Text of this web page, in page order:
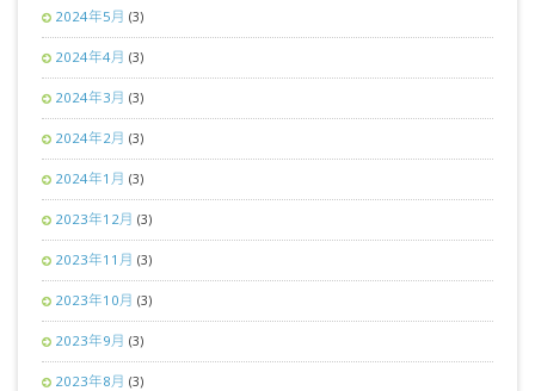
2024年5月 (3)
2024年4月 (3)
2024年3月 (3)
2024年2月 (3)
2024年1月 (3)
2023年12月 (3)
2023年11月 (3)
2023年10月 (3)
2023年9月 (3)
2023年8月 (3)